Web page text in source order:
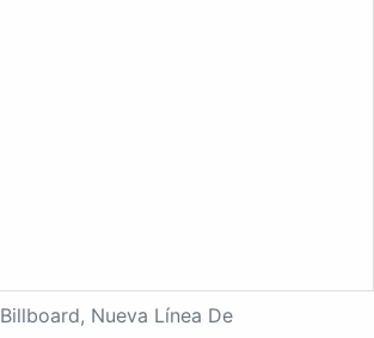
Billboard, Nueva Línea De